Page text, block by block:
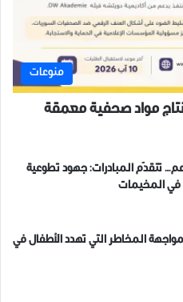
منوعات
مواد صحفية معمقة
تتقدّم المبادرات: جهود تطوعية
في المخيمات
المخاطر التي تهدد الأطفال في